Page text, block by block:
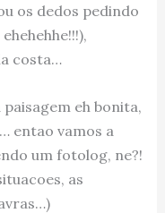
os dedos pedindo
costa…
eh bonita,
entao vamos a
um fotolog, ne?!
as